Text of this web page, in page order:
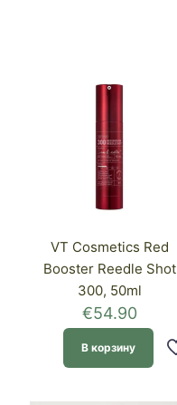
VT Cosmetics Red
Booster Reedle Shot
300, 50ml
€54.90
В корзину